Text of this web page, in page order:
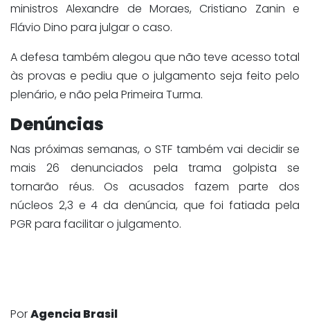
ministros Alexandre de Moraes, Cristiano Zanin e
Flávio Dino para julgar o caso.
A defesa também alegou que não teve acesso total
às provas e pediu que o julgamento seja feito pelo
plenário, e não pela Primeira Turma.
Denúncias
Nas próximas semanas, o STF também vai decidir se
mais 26 denunciados pela trama golpista se
tornarão réus. Os acusados fazem parte dos
núcleos 2,3 e 4 da denúncia, que foi fatiada pela
PGR para facilitar o julgamento.
PorAgencia Brasil